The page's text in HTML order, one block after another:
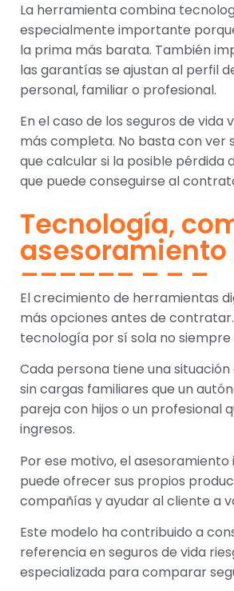
La herramienta combina
especialmente importante
la prima más barata. También
las garantías se ajustan al perfil
personal, familiar o profesional.
En el caso de los seguros de
más completa. No basta con ver
que calcular si la posible
que puede conseguirse al
Tecnología,
El crecimiento de herramientas
más opciones antes de
tecnología por sí sola no siempre
Cada persona tiene una
sin cargas familiares que un
pareja con hijos o un profesional
ingresos.
Por ese motivo, el
puede ofrecer sus propios
compañías y ayudar al cliente a
Este modelo ha contribuido a
referencia en seguros de vida
especializada para comparar